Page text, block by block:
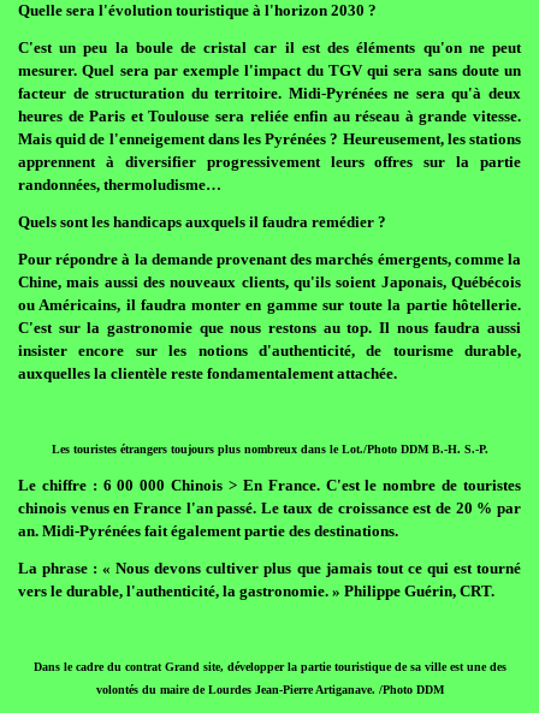
Quelle sera l'évolution touristique à l'horizon 2030 ?
C'est un peu la boule de cristal car il est des éléments qu'on ne peut
mesurer. Quel sera par exemple l'impact du TGV qui sera sans doute un
facteur de structuration du territoire. Midi-Pyrénées ne sera qu'à deux
heures de Paris et Toulouse sera reliée enfin au réseau à grande vitesse.
Mais quid de l'enneigement dans les Pyrénées ? Heureusement, les stations
apprennent à diversifier progressivement leurs offres sur la partie
randonnées, thermoludisme…
Quels sont les handicaps auxquels il faudra remédier ?
Pour répondre à la demande provenant des marchés émergents, comme la
Chine, mais aussi des nouveaux clients, qu'ils soient Japonais, Québécois
ou Américains, il faudra monter en gamme sur toute la partie hôtellerie.
C'est sur la gastronomie que nous restons au top. Il nous faudra aussi
insister encore sur les notions d'authenticité, de tourisme durable,
auxquelles la clientèle reste fondamentalement attachée.
Les touristes étrangers toujours plus nombreux dans le Lot./Photo DDM B.-H. S.-P.
Le chiffre : 6 00 000 Chinois > En France. C'est le nombre de touristes
chinois venus en France l'an passé. Le taux de croissance est de 20 % par
an. Midi-Pyrénées fait également partie des destinations.
La phrase : « Nous devons cultiver plus que jamais tout ce qui est tourné
vers le durable, l'authenticité, la gastronomie. » Philippe Guérin, CRT.
Dans le cadre du contrat Grand site, développer la partie touristique de sa ville est une des
volontés du maire de Lourdes Jean-Pierre Artiganave. /Photo DDM